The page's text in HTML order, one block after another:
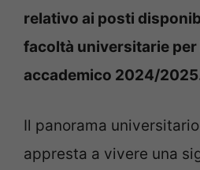
relativo ai posti
facoltà universitarie per
accademico 2024/
Il panorama
appresta a vivere una